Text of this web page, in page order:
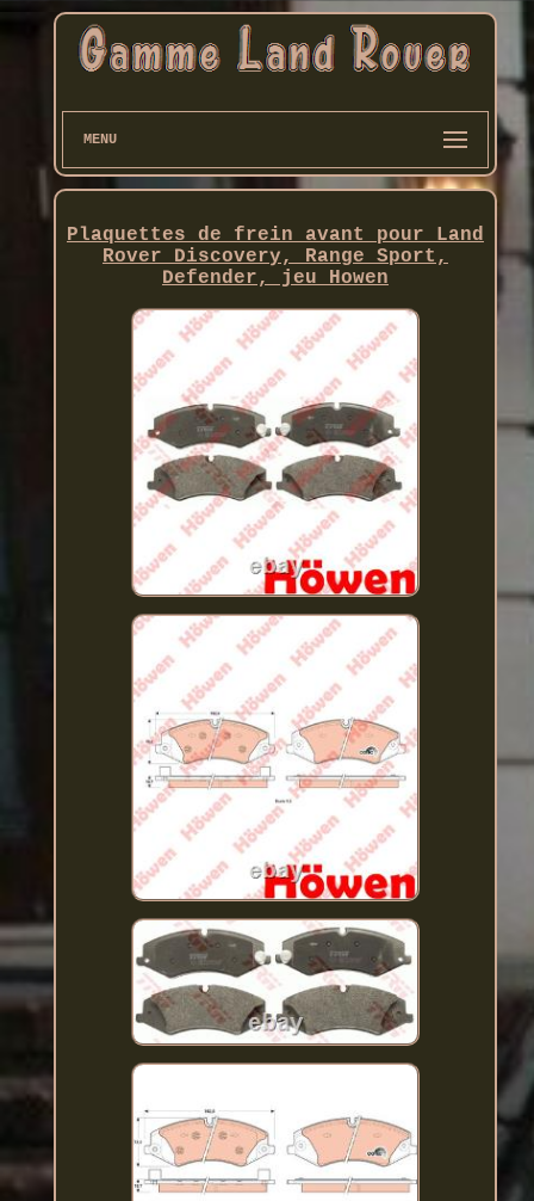
MENU
Plaquettes de frein avant pour Land
Rover Discovery, Range Sport,
Defender, jeu Howen